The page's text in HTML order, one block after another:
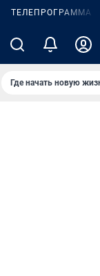
ТЕЛЕПРОГРАММА
Где начать новую